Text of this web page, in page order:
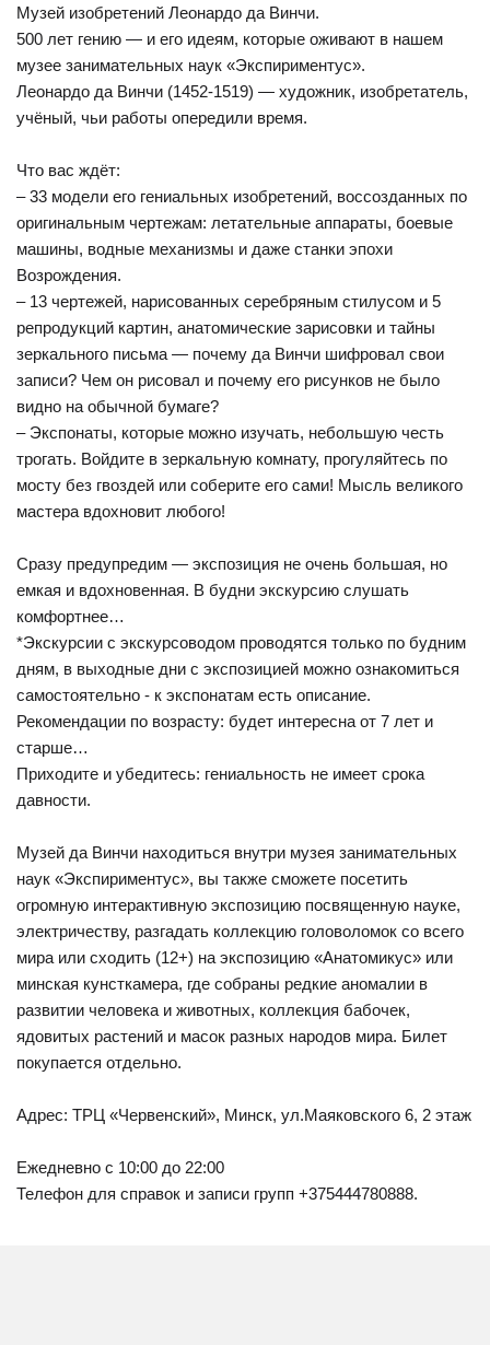
Музей изобретений Леонардо да Винчи.
500 лет гению — и его идеям, которые оживают в нашем
музее занимательных наук «Экспириментус».
Леонардо да Винчи (1452-1519) — художник, изобретатель,
учёный, чьи работы опередили время.
Что вас ждёт:
– 33 модели его гениальных изобретений, воссозданных по
оригинальным чертежам: летательные аппараты, боевые
машины, водные механизмы и даже станки эпохи
Возрождения.
– 13 чертежей, нарисованных серебряным стилусом и 5
репродукций картин, анатомические зарисовки и тайны
зеркального письма — почему да Винчи шифровал свои
записи? Чем он рисовал и почему его рисунков не было
видно на обычной бумаге?
– Экспонаты, которые можно изучать, небольшую честь
трогать. Войдите в зеркальную комнату, прогуляйтесь по
мосту без гвоздей или соберите его сами! Мысль великого
мастера вдохновит любого!
Сразу предупредим — экспозиция не очень большая, но
емкая и вдохновенная. В будни экскурсию слушать
комфортнее…
*Экскурсии с экскурсоводом проводятся только по будним
дням, в выходные дни с экспозицией можно ознакомиться
самостоятельно - к экспонатам есть описание.
Рекомендации по возрасту: будет интересна от 7 лет и
старше…
Приходите и убедитесь: гениальность не имеет срока
давности.
Музей да Винчи находиться внутри музея занимательных
наук «Экспириментус», вы также сможете посетить
огромную интерактивную экспозицию посвященную науке,
электричеству, разгадать коллекцию головоломок со всего
мира или сходить (12+) на экспозицию «Анатомикус» или
минская кунсткамера, где собраны редкие аномалии в
развитии человека и животных, коллекция бабочек,
ядовитых растений и масок разных народов мира. Билет
покупается отдельно.
Адрес: ТРЦ «Червенский», Минск, ул.Маяковского 6, 2 этаж
Ежедневно с 10:00 до 22:00
Телефон для справок и записи групп +375444780888.